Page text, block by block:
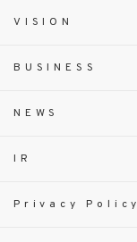
VISION
BUSINESS
NEWS
IR
Privacy Policy